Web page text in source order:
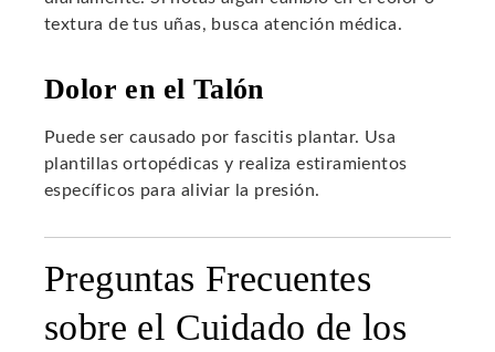
textura de tus uñas, busca atención médica.
Dolor en el Talón
Puede ser causado por fascitis plantar. Usa
plantillas ortopédicas y realiza estiramientos
específicos para aliviar la presión.
Preguntas Frecuentes
sobre el Cuidado de los